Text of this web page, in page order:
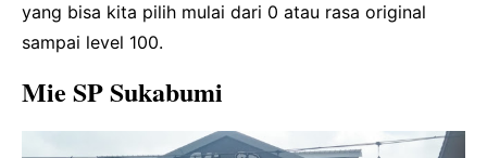
yang bisa kita pilih mulai dari 0 atau rasa original
sampai level 100.
Mie SP Sukabumi